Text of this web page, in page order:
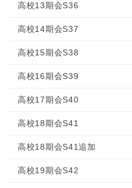
高校13期会S36
高校14期会S37
高校15期会S38
高校16期会S39
高校17期会S40
高校18期会S41
高校18期会S41追加
高校19期会S42